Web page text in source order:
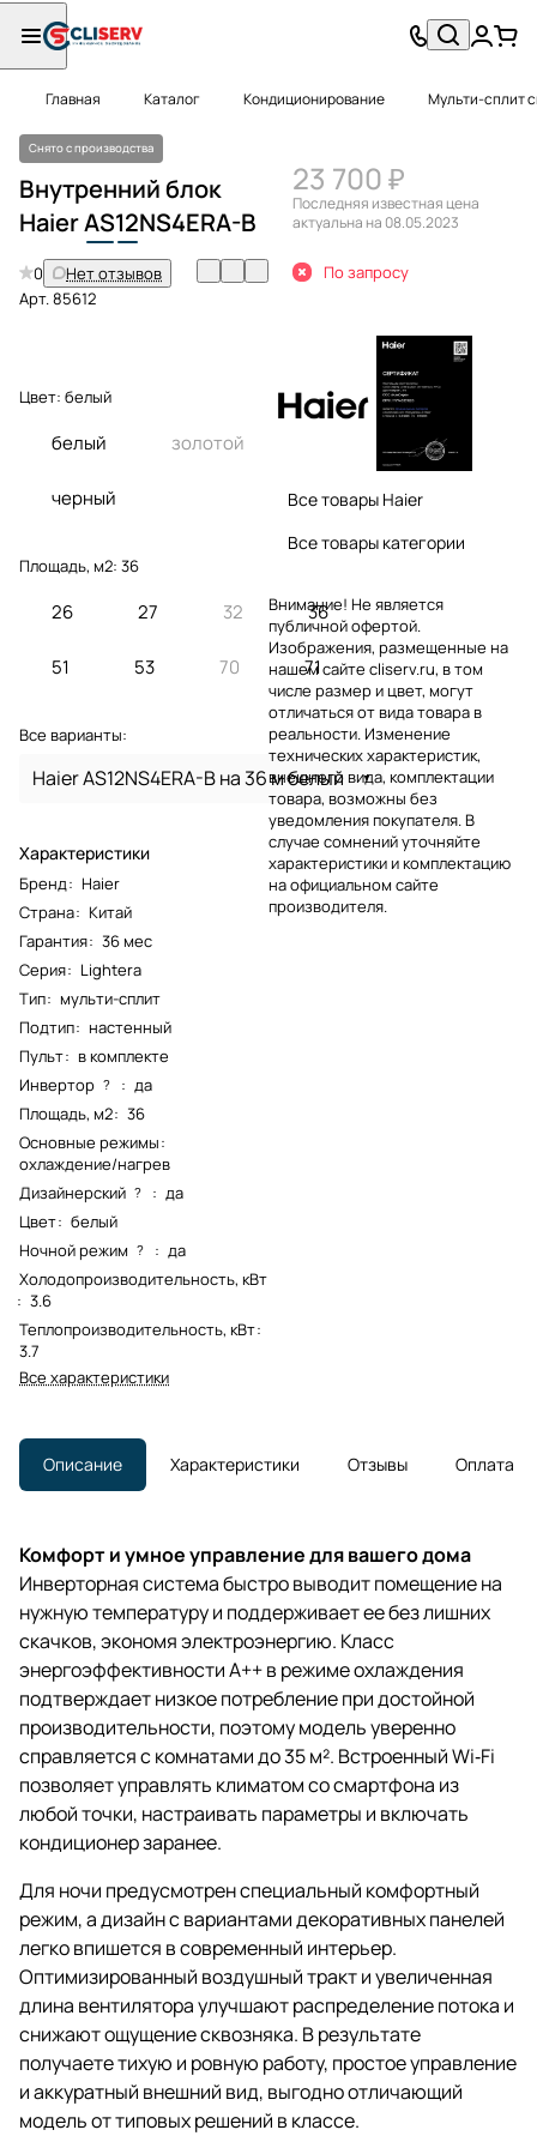
Главная Каталог Кондиционирование Мульти-сплит
Снято с производства
Внутренний блок
HaierAS12NS4ERA-B
0
Нет отзывов
Арт.85612
Цвет: белый
белый золотой
черный
Площадь, м2: 36
26 27 32 36
51 53 70 71
Все варианты:
Haier AS12NS4ERA-B на 36 м белый
Характеристики
Бренд: Haier
Страна: Китай
Гарантия: 36 мес
Серия: Lightera
Тип: мульти-сплит
Подтип: настенный
Пульт: в комплекте
Инвертор ? : да
Площадь, м2: 36
Основные режимы:
охлаждение/нагрев
Дизайнерский ? : да
Цвет: белый
Ночной режим ? : да
Холодопроизводительность, кВт
: 3.6
Теплопроизводительность, кВт:
3.7
Все характеристики
23 700 ₽
Последняя известная цена
актуальна на 08.05.2023
По запросу
Все товары Haier
Все товары категории
Внимание! Не является
публичной офертой.
Изображения, размещенные на
нашем сайте cliserv.ru, в том
числе размер и цвет, могут
отличаться от вида товара в
реальности. Изменение
технических характеристик,
внешнего вида, комплектации
товара, возможны без
уведомления покупателя. В
случае сомнений уточняйте
характеристики и комплектацию
на официальном сайте
производителя.
Описание Характеристики Отзывы Оплата
Комфорт и умное управление для вашего дома
Инверторная система быстро выводит помещение на
нужную температуру и поддерживает ее без лишних
скачков, экономя электроэнергию. Класс
энергоэффективности A++ в режиме охлаждения
подтверждает низкое потребление при достойной
производительности, поэтому модель уверенно
справляется с комнатами до 35 м². Встроенный Wi‑Fi
позволяет управлять климатом со смартфона из
любой точки, настраивать параметры и включать
кондиционер заранее.
Для ночи предусмотрен специальный комфортный
режим, а дизайн с вариантами декоративных панелей
легко впишется в современный интерьер.
Оптимизированный воздушный тракт и увеличенная
длина вентилятора улучшают распределение потока и
снижают ощущение сквозняка. В результате
получаете тихую и ровную работу, простое управление
и аккуратный внешний вид, выгодно отличающий
модель от типовых решений в классе.